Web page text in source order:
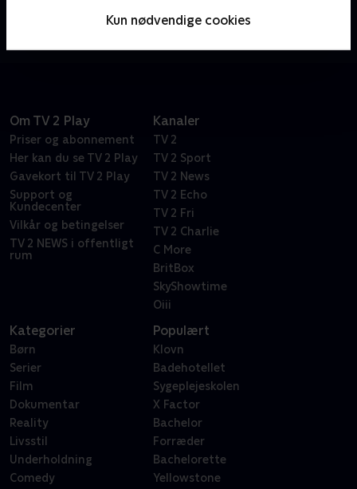
Kun nødvendige cookies
slippe af med al frygt ved at lege og fortælle dine
Om TV 2 Play
Priser og abonnement
Her kan du se TV 2 Play
Gavekort til TV 2 Play
Support og
Kundecenter
Vilkår og betingelser
TV 2 NEWS i offentligt
rum
Kanaler
TV 2
TV 2 Sport
TV 2 News
TV 2 Echo
TV 2 Fri
TV 2 Charlie
C More
BritBox
SkyShowtime
Oiii
Kategorier
Børn
Serier
Film
Dokumentar
Reality
Livsstil
Underholdning
Comedy
Populært
Klovn
Badehotellet
Sygeplejeskolen
X Factor
Bachelor
Forræder
Bachelorette
Yellowstone